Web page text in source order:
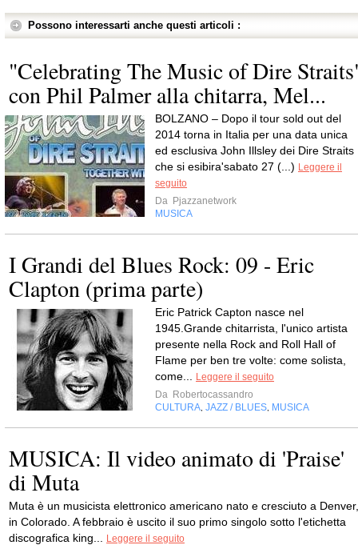
Possono interessarti anche questi articoli :
"Celebrating The Music of Dire
con Phil Palmer alla chitarra, Mel...
BOLZANO – Dopo il tour sold out del
2014 torna in Italia per una data unica
ed esclusiva John Illsley dei Dire Straits
che si esibira'sabato 27 (...) Leggere il
seguito
Da Pjazzanetwork
MUSICA
I Grandi del Blues Rock: 09 - Eric
Clapton (prima parte)
Eric Patrick Capton nasce nel
1945.Grande chitarrista, l'unico artista
presente nella Rock and Roll Hall of
Flame per ben tre volte: come solista,
come...
Leggere il seguito
Da Robertocassandro
CULTURA JAZZ / BLUES MUSICA
MUSICA: Il video animato di 'Praise'
di Muta
Muta è un musicista elettronico americano nato e cresciuto a Denver,
in Colorado. A febbraio è uscito il suo primo singolo sotto l'etichetta
discografica king...
Leggere il seguito